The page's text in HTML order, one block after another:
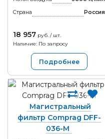
Страна
Россия
18 957 руб. / шт.
Наличие: По запросу
Подробнее
Магистральный
фильтр Comprag DFF-
036-M